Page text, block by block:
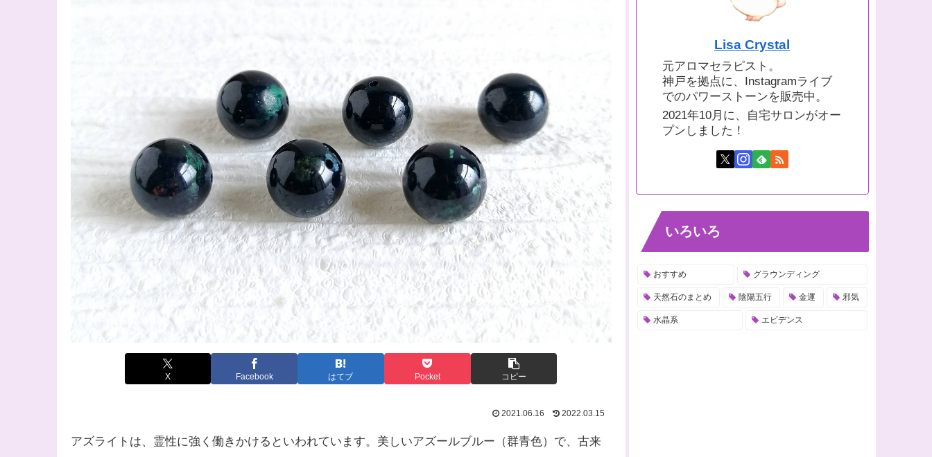
X Facebook はてブ Pocket コピー
2021.06.16 2022.03.15
アズライトは、霊性に強く働きかけるといわれています。美しいアズールブルー（群青色）で、古来
Lisa Crystal
元アロマセラピスト。
神戸を拠点に、Instagramライブ
でのパワーストーンを販売中。
2021年10月に、自宅サロンがオー
プンしました！
いろいろ
おすすめ グラウンディング
天然石のまとめ 陰陽五行 金運 邪気
水晶系 エビデンス